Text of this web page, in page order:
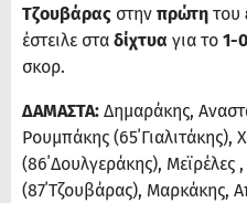
Τζουβάρας στην πρώτη του
έστειλε στα δίχτυα για το 1-0
σκορ.
ΔΑΜΑΣΤΑ: Δημαράκης,
Ρουμπάκης (65΄Γιαλιτάκης),
(86΄Δουλγεράκης), Μεϊρέλες
(87΄Τζουβάρας), Μαρκάκης,